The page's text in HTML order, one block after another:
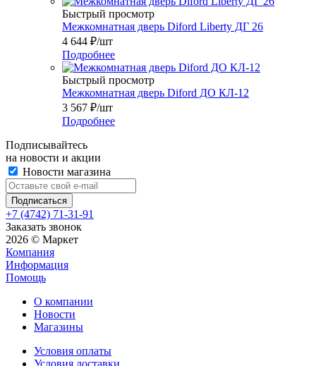
Быстрый просмотр
Межкомнатная дверь Diford Liberty ДГ 26
4 644 ₽/шт
Подробнее
Быстрый просмотр
Межкомнатная дверь Diford ДО КЛ-12
3 567 ₽/шт
Подробнее
Подписывайтесь
на новости и акции
Новости магазина
+7 (4742) 71-31-91
Заказать звонок
2026 © Маркет
Компания
Информация
Помощь
О компании
Новости
Магазины
Условия оплаты
Условия доставки